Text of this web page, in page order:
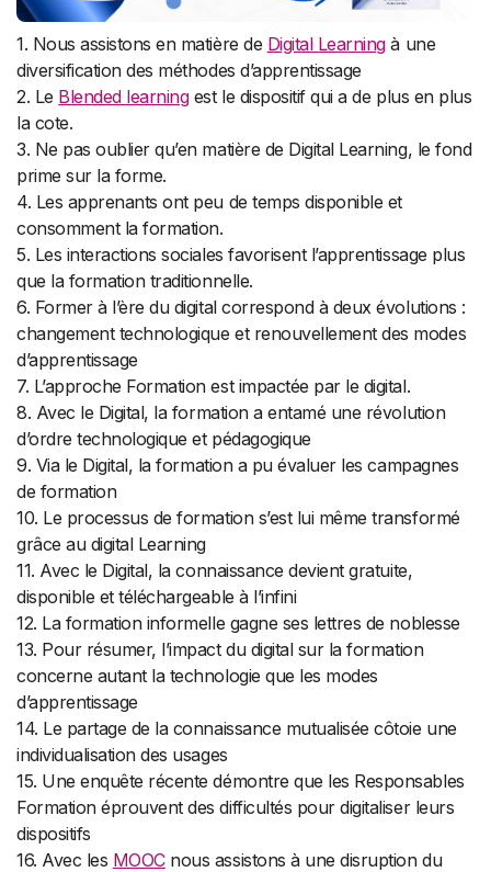
1. Nous assistons en matière de Digital Learningà une
diversification des méthodes d’apprentissage
2. Le Blended learningest le dispositif qui a de plus en plus
la cote.
3. Ne pas oublier qu’en matière de Digital Learning, le fond
prime sur la forme.
4. Les apprenants ont peu de temps disponible et
consomment la formation.
5. Les interactions sociales favorisent l’apprentissage plus
que la formation traditionnelle.
6. Former à l’ère du digital correspond à deux évolutions :
changement technologique et renouvellement des modes
d’apprentissage
7. L’approche Formation est impactée par le digital.
8. Avec le Digital, la formation a entamé une révolution
d’ordre technologique et pédagogique
9. Via le Digital, la formation a pu évaluer les campagnes
de formation
10. Le processus de formation s’est lui même transformé
grâce au digital Learning
11. Avec le Digital, la connaissance devient gratuite,
disponible et téléchargeable à l’infini
12. La formation informelle gagne ses lettres de noblesse
13. Pour résumer, l’impact du digital sur la formation
concerne autant la technologie que les modes
d’apprentissage
14. Le partage de la connaissance mutualisée côtoie une
individualisation des usages
15. Une enquête récente démontre que les Responsables
Formation éprouvent des difficultés pour digitaliser leurs
dispositifs
16. Avec les MOOCnous assistons à une disruption du